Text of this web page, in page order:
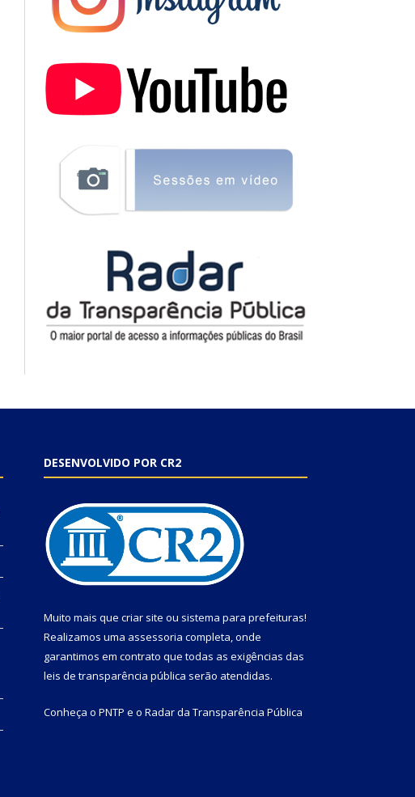
DESENVOLVIDO POR CR2
Muito mais que criar site ou sistema para prefeituras!
Realizamos uma assessoria completa, onde
garantimos em contrato que todas as exigências das
leis de transparência pública serão atendidas.
Conheça o PNTP e o Radar da Transparência Pública